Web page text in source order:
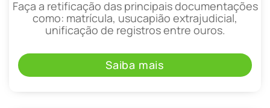
Faça a retificação das principais documentações
como: matrícula, usucapião extrajudicial,
unificação de registros entre ouros.
Saiba mais